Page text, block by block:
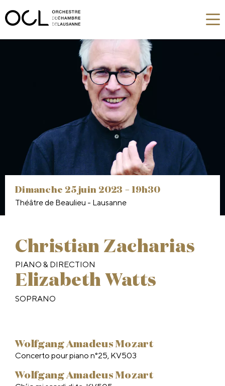
dimanche 25 juin 2023 –19h30
Théâtre de Beaulieu - Lausanne
Christian Zacharias
PIANO & DIRECTION
Elizabeth Watts
SOPRANO
Wolfgang Amadeus Mozart
Concerto pour piano n°25, KV503
Wolfgang Amadeus Mozart